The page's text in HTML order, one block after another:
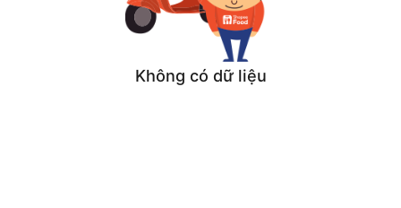
Không có dữ liệu